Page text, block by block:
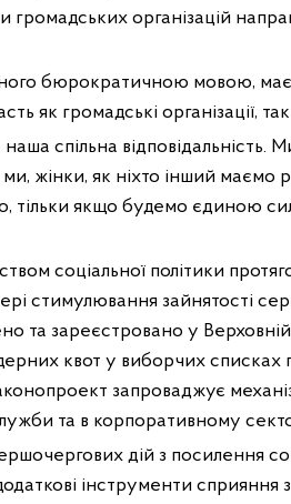
громадських організацій
бюрократичною мовою,
як громадські організації,
наша спільна
жінки, як ніхто інший маємо
тільки якщо будемо єдиною
соціальної політики
стимулювання зайнятості
та зареєстровано у
квот у виборчих списках
запроваджує
та в корпоративному
дій з посилення
інструменти сприяння